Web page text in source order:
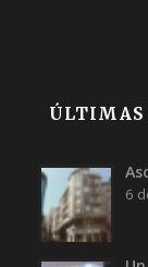
ÚLTIMAS
6